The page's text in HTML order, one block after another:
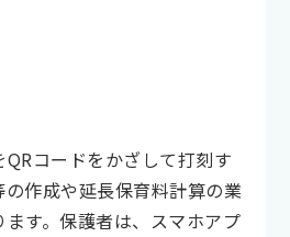
コードをかざして打刻す
の作成や延長保育料計算の業
す。保護者は、スマホアプ